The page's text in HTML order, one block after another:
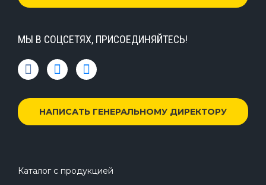
МЫ В СОЦСЕТЯХ, ПРИСОЕДИНЯЙТЕСЬ!
НАПИСАТЬ ГЕНЕРАЛЬНОМУ ДИРЕКТОРУ
Каталог с продукцией